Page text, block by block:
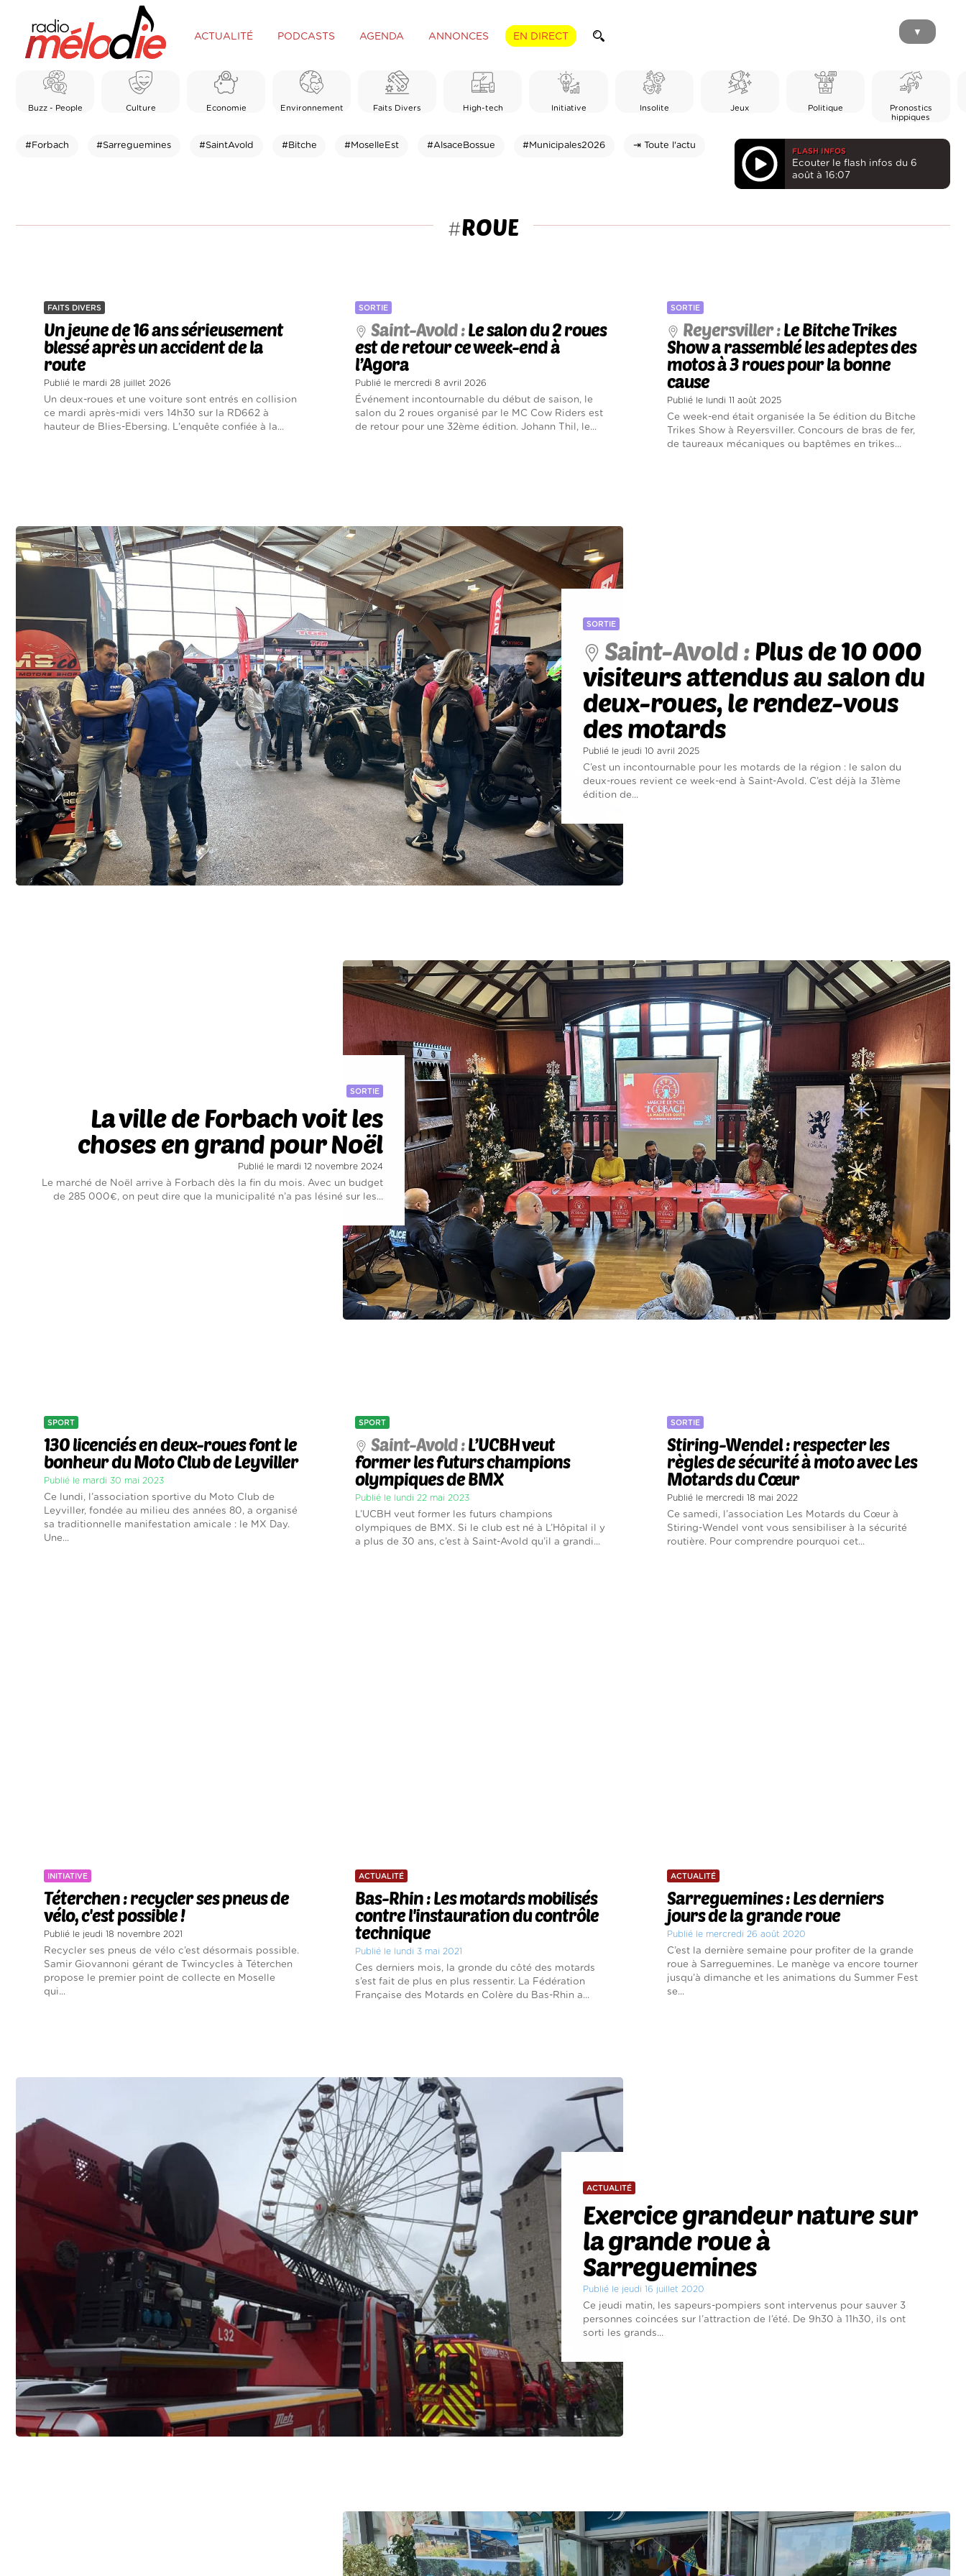
ACTUALITÉ PODCASTS AGENDA ANNONCES EN DIRECT ▼
Buzz - People Culture Economie Environnement Faits Divers High-tech Initiative Insolite Jeux Politique
Pronostics
hippiques
#Forbach #Sarreguemines #SaintAvold #Bitche #MoselleEst #AlsaceBossue #Municipales2026 ⇥ Toute l'actu
FLASH INFOS
Ecouter le flash infos du 6
août à 16:07
#ROUE
FAITS DIVERS
Un jeune de 16 ans sérieusement
blessé après un accident de la
route
Publié le mardi 28 juillet 2026
Un deux-roues et une voiture sont entrés en collision
ce mardi après-midi vers 14h30 sur la RD662 à
hauteur de Blies-Ebersing. L'enquête confiée à la...
SORTIE
Saint-Avold :Le salon du 2 roues
est de retour ce week-end à
l’Agora
Publié le mercredi 8 avril 2026
Événement incontournable du début de saison, le
salon du 2 roues organisé par le MC Cow Riders est
de retour pour une 32ème édition. Johann Thil, le...
SORTIE
Reyersviller :Le Bitche Trikes
Show a rassemblé les adeptes des
motos à 3 roues pour la bonne
cause
Publié le lundi 11 août 2025
Ce week-end était organisée la 5e édition du Bitche
Trikes Show à Reyersviller. Concours de bras de fer,
de taureaux mécaniques ou baptêmes en trikes...
SORTIE
Saint-Avold :Plus de 10 000
visiteurs attendus au salon du
deux-roues, le rendez-vous
des motards
Publié le jeudi 10 avril 2025
C’est un incontournable pour les motards de la région : le salon du
deux-roues revient ce week-end à Saint-Avold. C’est déjà la 31ème
édition de...
SORTIE
La ville de Forbach voit les
choses en grand pour Noël
Publié le mardi 12 novembre 2024
Le marché de Noël arrive à Forbach dès la fin du mois. Avec un budget
de 285 000€, on peut dire que la municipalité n’a pas lésiné sur les...
SPORT
130 licenciés en deux-roues font le
bonheur du Moto Club de Leyviller
Publié le mardi 30 mai 2023
Ce lundi, l’association sportive du Moto Club de
Leyviller, fondée au milieu des années 80, a organisé
sa traditionnelle manifestation amicale : le MX Day.
Une...
SPORT
Saint-Avold :L’UCBH veut
former les futurs champions
olympiques de BMX
Publié le lundi 22 mai 2023
L’UCBH veut former les futurs champions
olympiques de BMX. Si le club est né à L’Hôpital il y
a plus de 30 ans, c’est à Saint-Avold qu’il a grandi...
SORTIE
Stiring-Wendel : respecter les
règles de sécurité à moto avec Les
Motards du Cœur
Publié le mercredi 18 mai 2022
Ce samedi, l’association Les Motards du Cœur à
Stiring-Wendel vont vous sensibiliser à la sécurité
routière. Pour comprendre pourquoi cet...
INITIATIVE
Téterchen : recycler ses pneus de
vélo, c'est possible !
Publié le jeudi 18 novembre 2021
Recycler ses pneus de vélo c’est désormais possible.
Samir Giovannoni gérant de Twincycles à Téterchen
propose le premier point de collecte en Moselle
qui...
ACTUALITÉ
Bas-Rhin : Les motards mobilisés
contre l'instauration du contrôle
technique
Publié le lundi 3 mai 2021
Ces derniers mois, la gronde du côté des motards
s’est fait de plus en plus ressentir. La Fédération
Française des Motards en Colère du Bas-Rhin a...
ACTUALITÉ
Sarreguemines : Les derniers
jours de la grande roue
Publié le mercredi 26 août 2020
C’est la dernière semaine pour profiter de la grande
roue à Sarreguemines. Le manège va encore tourner
jusqu’à dimanche et les animations du Summer Fest
se...
ACTUALITÉ
Exercice grandeur nature sur
la grande roue à
Sarreguemines
Publié le jeudi 16 juillet 2020
Ce jeudi matin, les sapeurs-pompiers sont intervenus pour sauver 3
personnes coincées sur l’attraction de l’été. De 9h30 à 11h30, ils ont
sorti les grands...